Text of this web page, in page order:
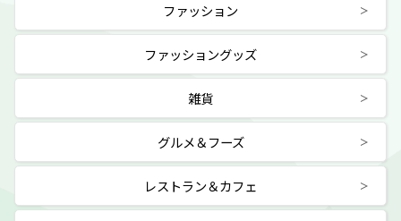
ファッション
ファッショングッズ
雑貨
グルメ＆フーズ
レストラン＆カフェ